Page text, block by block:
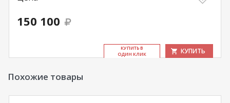
150 100
КУ­ПИТЬ В
ОДИН КЛИК
КУПИТЬ
Похожие товары